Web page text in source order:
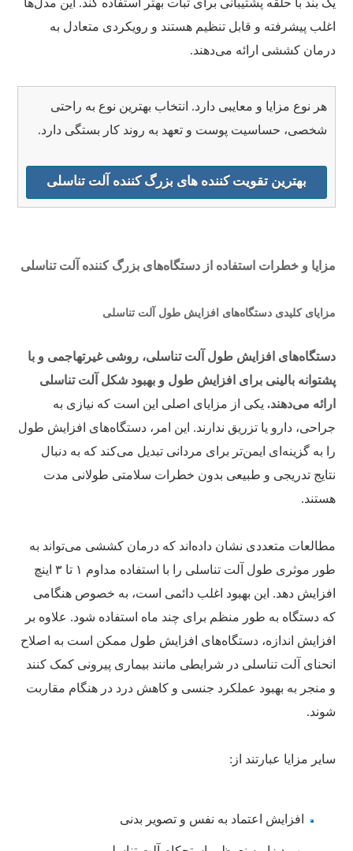
یک بند با حلقه پشتیبانی برای ثبات بهتر استفاده کند. این مدل‌ها
اغلب پیشرفته و قابل تنظیم هستند و رویکردی متعادل به
درمان کششی ارائه می‌دهند.
هر نوع مزایا و معایبی دارد. انتخاب بهترین نوع به راحتی
شخصی، حساسیت پوست و تعهد به روند کار بستگی دارد.
بهترین تقویت کننده های بزرگ کننده آلت تناسلی
مزایا و خطرات استفاده از دستگاه‌های بزرگ کننده آلت تناسلی
مزایای کلیدی دستگاه‌های افزایش طول آلت تناسلی
دستگاه‌های افزایش طول آلت تناسلی، روشی غیرتهاجمی و با
پشتوانه بالینی برای افزایش طول و بهبود شکل آلت تناسلی
ارائه می‌دهند. یکی از مزایای اصلی این است که نیازی به
جراحی، دارو یا تزریق ندارند. این امر، دستگاه‌های افزایش طول
را به گزینه‌ای ایمن‌تر برای مردانی تبدیل می‌کند که به دنبال
نتایج تدریجی و طبیعی بدون خطرات سلامتی طولانی مدت
هستند.
مطالعات متعددی نشان داده‌اند که درمان کششی می‌تواند به
طور موثری طول آلت تناسلی را با استفاده مداوم ۱ تا ۳ اینچ
افزایش دهد. این بهبود اغلب دائمی است، به خصوص هنگامی
که دستگاه به طور منظم برای چند ماه استفاده شود. علاوه بر
افزایش اندازه، دستگاه‌های افزایش طول ممکن است به اصلاح
انحنای آلت تناسلی در شرایطی مانند بیماری پیرونی کمک کنند
و منجر به بهبود عملکرد جنسی و کاهش درد در هنگام مقاربت
شوند.
سایر مزایا عبارتند از:
افزایش اعتماد به نفس و تصویر بدنی